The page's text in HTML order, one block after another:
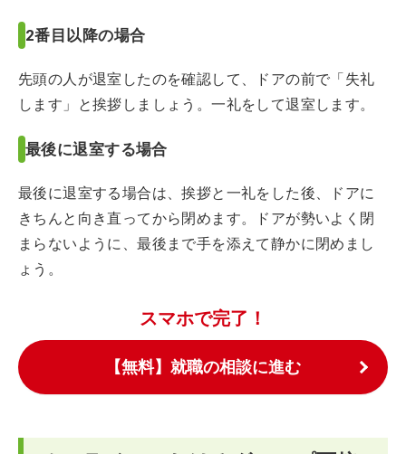
2番目以降の場合
先頭の人が退室したのを確認して、ドアの前で「失礼
します」と挨拶しましょう。一礼をして退室します。
最後に退室する場合
最後に退室する場合は、挨拶と一礼をした後、ドアに
きちんと向き直ってから閉めます。ドアが勢いよく閉
まらないように、最後まで手を添えて静かに閉めまし
ょう。
スマホで完了！
【無料】就職の相談に進む